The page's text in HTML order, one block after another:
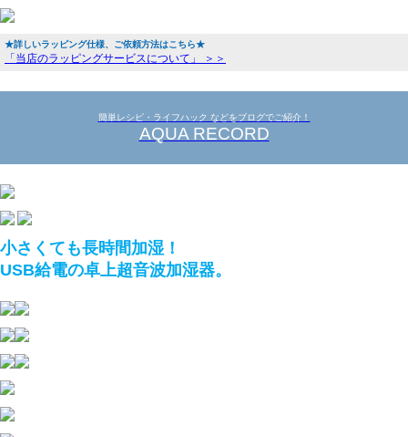
★詳しいラッピング仕様、ご依頼方法はこちら★
「当店のラッピングサービスについて」 ＞＞
簡単レシピ・ライフハック などをブログでご紹介！
AQUA RECORD
小さくても長時間加湿！
USB給電の卓上超音波加湿器。